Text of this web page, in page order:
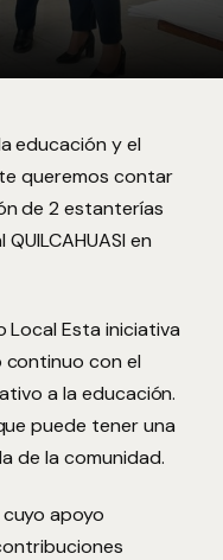
educación y el
queremos contar
de 2 estanterías
en
Local Esta iniciativa
con el
a la educación.
puede tener una
de la comunidad.
apoyo